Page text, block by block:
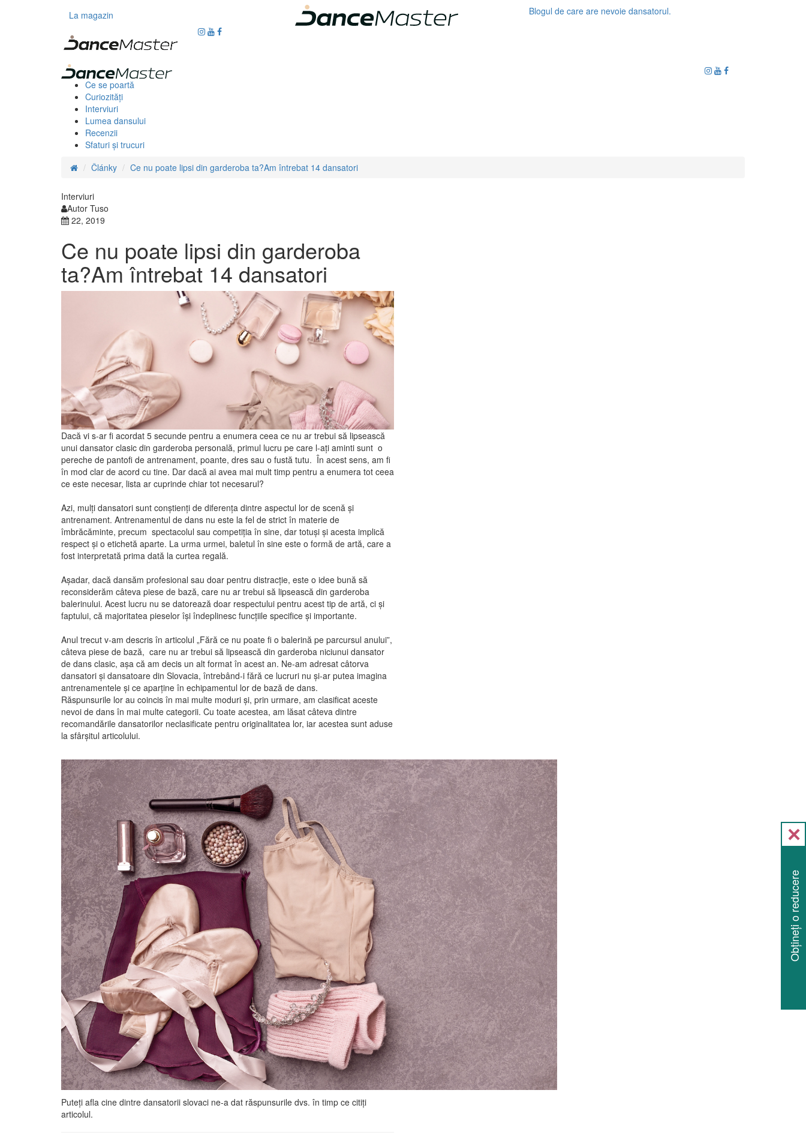
La magazin Blogul de care are nevoie dansatorul.
Ce se poartă
Curiozităţi
Interviuri
Lumea dansului
Recenzii
Sfaturi şi trucuri
Články
Ce nu poate lipsi din garderoba ta?Am întrebat 14 dansatori
Interviuri
Autor Tuso
22, 2019
Ce nu poate lipsi din garderoba
ta?Am întrebat 14 dansatori
Dacă vi s-ar fi acordat 5 secunde pentru a enumera ceea ce nu ar trebui să lipsească
unui dansator clasic din garderoba personală, primul lucru pe care l-aţi aminti sunt o
pereche de pantofi de antrenament, poante, dres sau o fustă tutu. În acest sens, am fi
în mod clar de acord cu tine. Dar dacă ai avea mai mult timp pentru a enumera tot ceea
ce este necesar, lista ar cuprinde chiar tot necesarul?
Azi, mulţi dansatori sunt conștienți de diferența dintre aspectul lor de scenă și
antrenament. Antrenamentul de dans nu este la fel de strict în materie de
îmbrăcăminte, precum spectacolul sau competiția în sine, dar totuşi şi acesta implică
respect și o etichetă aparte. La urma urmei, baletul în sine este o formă de artă, care a
fost interpretată prima dată la curtea regală.
Așadar, dacă dansăm profesional sau doar pentru distracție, este o idee bună să
reconsiderăm câteva piese de bază, care nu ar trebui să lipsească din garderoba
balerinului. Acest lucru nu se datorează doar respectului pentru acest tip de artă, ci și
faptului, că majoritatea pieselor își îndeplinesc funcțiile specifice și importante.
Anul trecut v-am descris în articolul „Fără ce nu poate fi o balerină pe parcursul anului”,
câteva piese de bază, care nu ar trebui să lipsească din garderoba niciunui dansator
de dans clasic, așa că am decis un alt format în acest an. Ne-am adresat câtorva
dansatori şi dansatoare din Slovacia, întrebând-i fără ce lucruri nu şi-ar putea imagina
antrenamentele şi ce aparţine în echipamentul lor de bază de dans.
Răspunsurile lor au coincis în mai multe moduri și, prin urmare, am clasificat aceste
nevoi de dans în mai multe categorii. Cu toate acestea, am lăsat câteva dintre
recomandările dansatorilor neclasificate pentru originalitatea lor, iar acestea sunt aduse
la sfârșitul articolului.
Puteți afla cine dintre dansatorii slovaci ne-a dat răspunsurile dvs. în timp ce citiți
articolul.
Obțineți o reducere